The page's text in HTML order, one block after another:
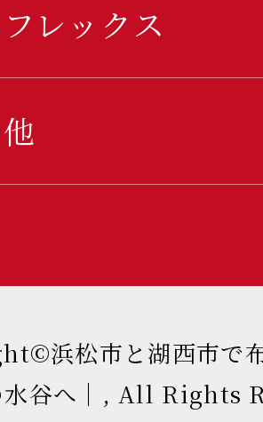
レックス
浜松市と湖西市で
水谷へ｜, All Rights